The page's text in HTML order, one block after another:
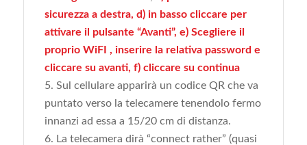
sicurezza a destra, d) in basso cliccare per
attivare il pulsante “Avanti”, e) Scegliere il
proprio WiFI , inserire la relativa password e
cliccare su avanti, f) cliccare su continua
Sul cellulare apparirà un codice QR che va
puntato verso la telecamere tenendolo fermo
innanzi ad essa a 15/20 cm di distanza.
La telecamera dirà “connect rather” (quasi